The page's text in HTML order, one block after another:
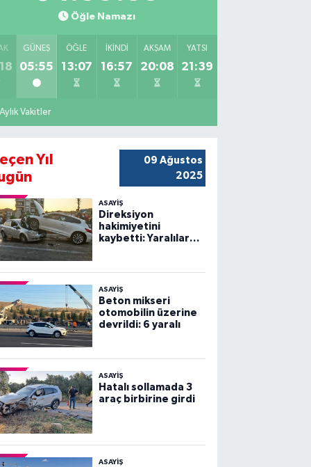
Öğle Namazı
GÜNEŞ
05:55
ÖĞLE
13:07
İKINDI
16:57
AKŞAM
20:08
YATSI
21:39
Aylık Vakitler
Yıl
09 Ağustos
2025
ASAYİŞ
Direksiyon
hakimiyetini
kaybetti: Yaralılar
ASAYİŞ
Beton mikseri
otomobilin üzerine
devrildi: 6 yaralı
ASAYİŞ
Hatalı sollamada 3
araç birbirine girdi
ASAYİŞ